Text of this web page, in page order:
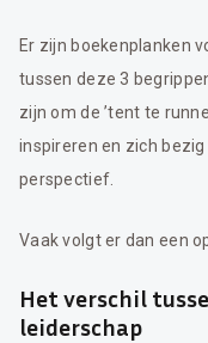
Er zijn boekenplanken
tussen deze 3
zijn om de ’tent te
inspireren en zich
perspectief.
Vaak volgt er dan een
Het verschil
leiderschap